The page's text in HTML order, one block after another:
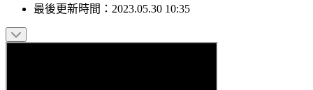
最後更新時間： 2023.05.30 10:35